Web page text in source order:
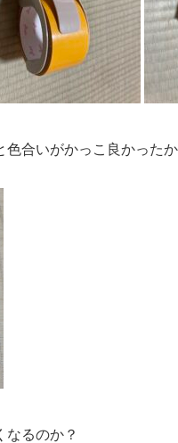
合いがかっこ良かったか
なるのか？